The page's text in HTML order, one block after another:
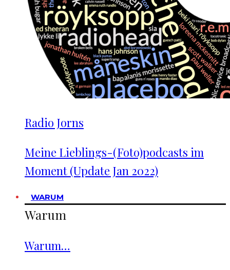
Radio Jorns
Meine Lieblings-(Foto)podcasts im
Moment (Update Jan 2022)
WARUM
Warum
Warum…